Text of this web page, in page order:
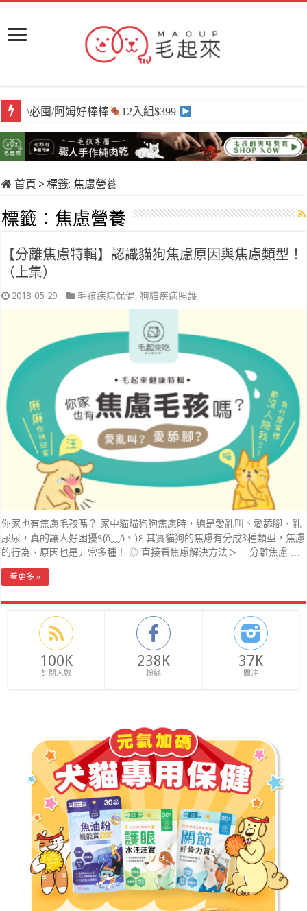
\必囤/阿姆好棒棒 12入組$399
首頁 > 標籤:焦慮營養
標籤： 焦慮營養
【分離焦慮特輯】認識貓狗焦慮原因與焦慮類型！
（上集）
2018-05-29 毛孩疾病保健,狗貓疾病照護
你家也有焦慮毛孩嗎？ 家中貓貓狗狗焦慮時，總是愛亂叫、愛舔腳、亂
尿尿，真的讓人好困擾٩(ŏ﹏ŏ、)۶ 其實貓狗的焦慮有分成3種類型，焦慮
的行為、原因也是非常多種！ ◎ 直接看焦慮解決方法＞ 分離焦慮 …
看更多 »
100K
訂閱人數
238K
粉絲
37K
關注